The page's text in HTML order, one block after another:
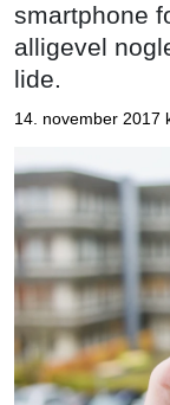
smartphone
alligevel
lide.
14. november 2017